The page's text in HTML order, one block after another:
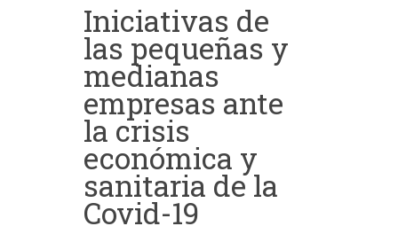
Iniciativas de
las pequeñas y
medianas
empresas ante
la crisis
económica y
sanitaria de la
Covid-19